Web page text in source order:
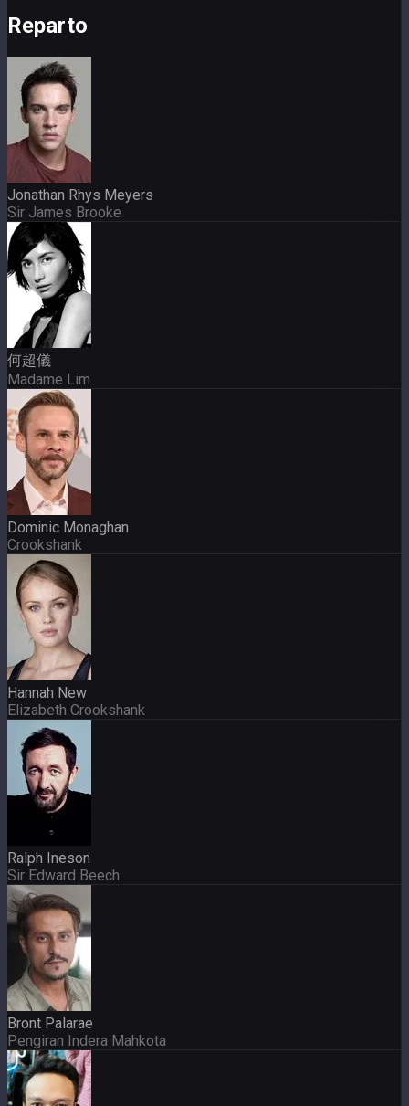
Reparto
Jonathan Rhys Meyers
Sir James Brooke
何超儀
Madame Lim
Dominic Monaghan
Crookshank
Hannah New
Elizabeth Crookshank
Ralph Ineson
Sir Edward Beech
Bront Palarae
Pengiran Indera Mahkota